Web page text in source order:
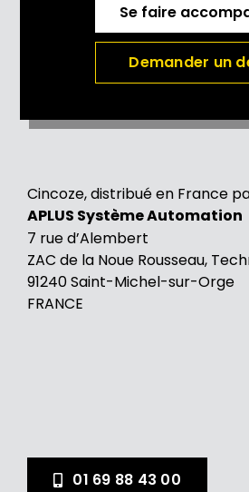
Se faire
Demander un
Cincoze, distribué en France
APLUS Système Automation
7 rue d’Alembert
ZAC de la Noue Rousseau,
91240 Saint-Michel-sur-Orge
FRANCE
01 69 88 43 00